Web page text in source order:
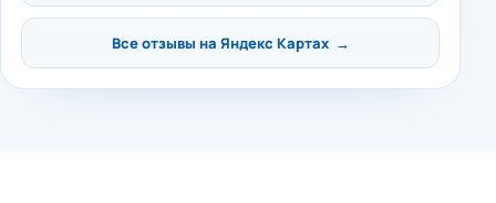
Все отзывы на Яндекс Картах →